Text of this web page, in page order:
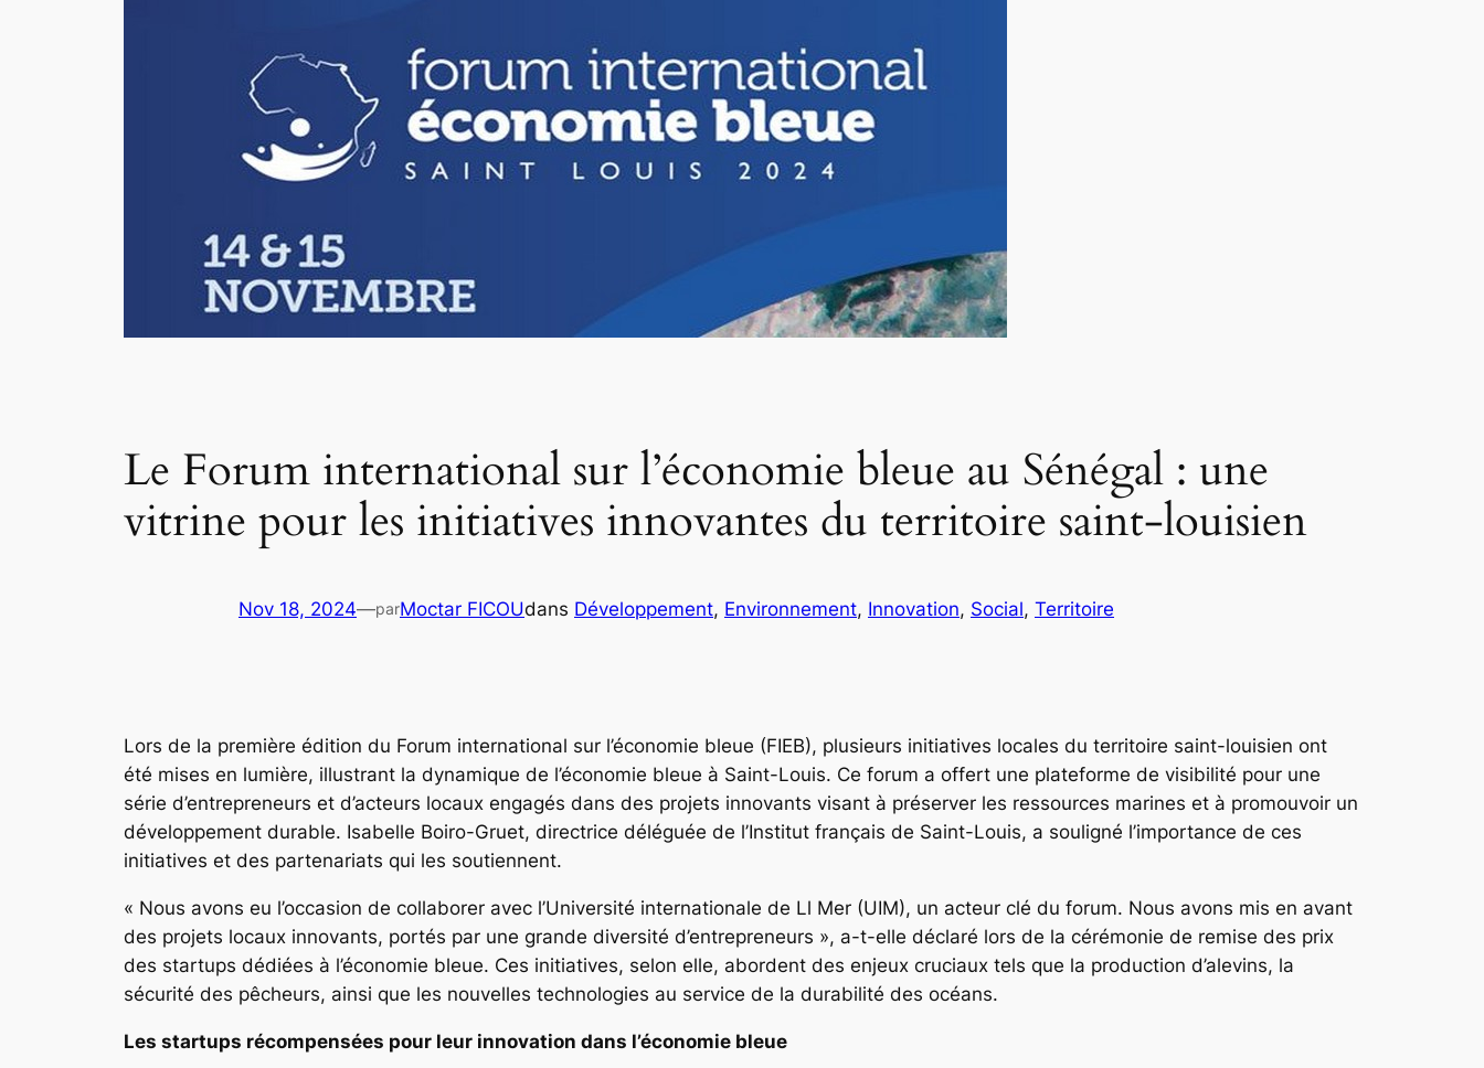
Le Forum international sur l’économie bleue au Sénégal : une
vitrine pour les initiatives innovantes du territoire saint-louisien
Nov 18, 2024—parMoctar FICOUdans Développement, Environnement, Innovation, Social, Territoire
Lors de la première édition du Forum international sur l’économie bleue (FIEB), plusieurs initiatives locales du territoire saint-louisien ont
été mises en lumière, illustrant la dynamique de l’économie bleue à Saint-Louis. Ce forum a offert une plateforme de visibilité pour une
série d’entrepreneurs et d’acteurs locaux engagés dans des projets innovants visant à préserver les ressources marines et à promouvoir un
développement durable. Isabelle Boiro-Gruet, directrice déléguée de l’Institut français de Saint-Louis, a souligné l’importance de ces
initiatives et des partenariats qui les soutiennent.
« Nous avons eu l’occasion de collaborer avec l’Université internationale de Ll Mer (UIM), un acteur clé du forum. Nous avons mis en avant
des projets locaux innovants, portés par une grande diversité d’entrepreneurs », a-t-elle déclaré lors de la cérémonie de remise des prix
des startups dédiées à l’économie bleue. Ces initiatives, selon elle, abordent des enjeux cruciaux tels que la production d’alevins, la
sécurité des pêcheurs, ainsi que les nouvelles technologies au service de la durabilité des océans.
Les startups récompensées pour leur innovation dans l’économie bleue